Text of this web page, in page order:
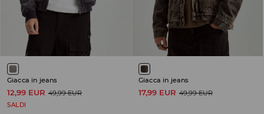
Giacca in jeans
12,99 EUR 49,99 EUR
SALDI
Giacca in jeans
17,99 EUR 49,99 EUR